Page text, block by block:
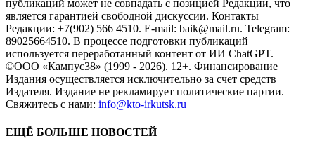
публикаций может не совпадать с позицией Редакции, что
является гарантией свободной дискуссии. Контакты
Редакции: +7(902) 566 4510. E-mail: baik@mail.ru. Telegram:
89025664510. В процессе подготовки публикаций
используется переработанный контент от ИИ ChatGPT.
©ООО «Кампус38» (1999 - 2026). 12+. Финансирование
Издания осуществляется исключительно за счет средств
Издателя. Издание не рекламирует политические партии.
Свяжитесь с нами: info@kto-irkutsk.ru
ЕЩЁ БОЛЬШЕ НОВОСТЕЙ